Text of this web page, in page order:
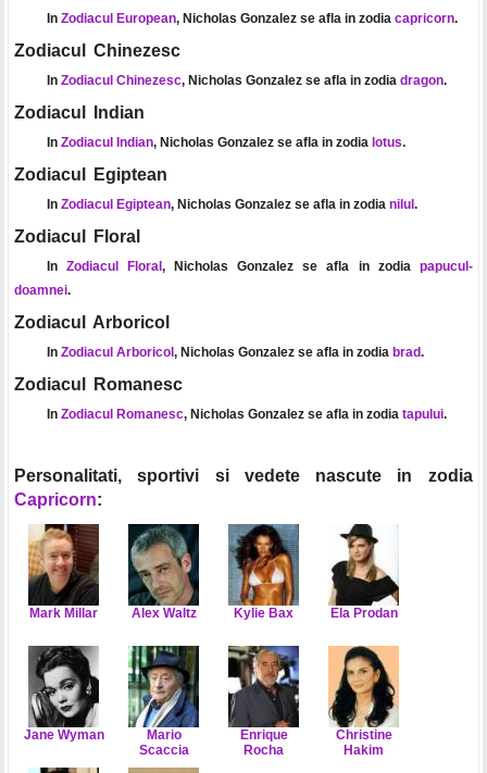
In Zodiacul European, Nicholas Gonzalez se afla in zodia capricorn.
Zodiacul Chinezesc
In Zodiacul Chinezesc, Nicholas Gonzalez se afla in zodia dragon.
Zodiacul Indian
In Zodiacul Indian, Nicholas Gonzalez se afla in zodia lotus.
Zodiacul Egiptean
In Zodiacul Egiptean, Nicholas Gonzalez se afla in zodia nilul .
Zodiacul Floral
InZodiacul Floral, Nicholas Gonzalez se afla in zodia papucul-
doamnei.
Zodiacul Arboricol
In Zodiacul Arboricol , Nicholas Gonzalez se afla in zodia brad.
Zodiacul Romanesc
In Zodiacul Romanesc, Nicholas Gonzalez se afla in zodia tapului.
Personalitati, sportivi si vedete nascute in zodia
Capricorn:
Mark Millar Alex Waltz Kylie Bax Ela Prodan
Jane Wyman
Mario
Scaccia
Enrique
Rocha
Christine
Hakim